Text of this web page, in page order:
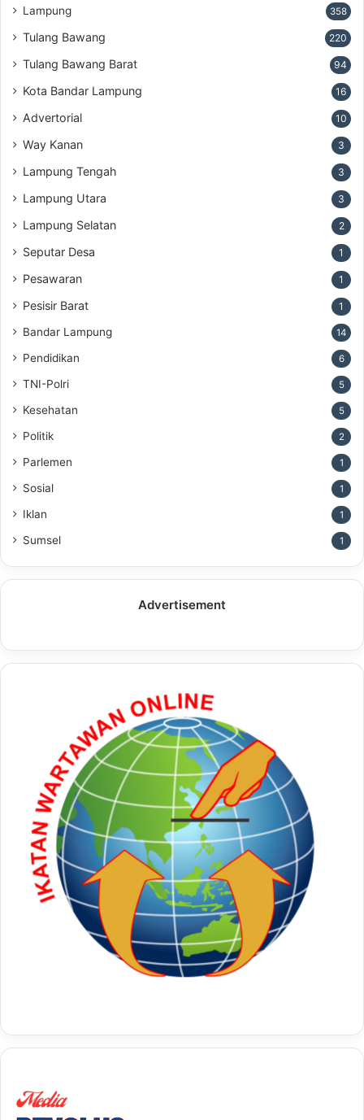
Lampung 358
Tulang Bawang 220
Tulang Bawang Barat 94
Kota Bandar Lampung 16
Advertorial 10
Way Kanan 3
Lampung Tengah 3
Lampung Utara 3
Lampung Selatan 2
Seputar Desa 1
Pesawaran 1
Pesisir Barat 1
Bandar Lampung 14
Pendidikan 6
TNI-Polri 5
Kesehatan 5
Politik 2
Parlemen 1
Sosial 1
Iklan 1
Sumsel 1
Advertisement